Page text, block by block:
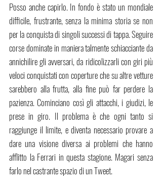
Posso anche capirlo. In fondo è stato un mondiale
difficile, frustrante, senza la minima storia se non
per la conquista di singoli successi di tappa. Seguire
corse dominate in maniera talmente schiacciante da
annichilire gli avversari, da ridicolizzarli con giri più
veloci conquistati con coperture che su altre vetture
sarebbero alla frutta, alla fine può far perdere la
pazienza. Cominciano così gli attacchi, i giudizi, le
prese in giro. Il problema è che ogni tanto si
raggiunge il limite, e diventa necessario provare a
dare una visione diversa ai problemi che hanno
afflitto la Ferrari in questa stagione. Magari senza
farlo nel castrante spazio di un Tweet.